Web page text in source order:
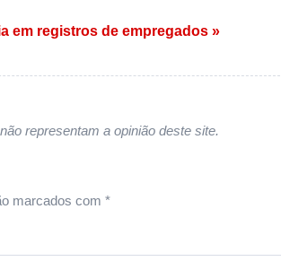
em registros de empregados »
representam a opinião deste site.
marcados com *